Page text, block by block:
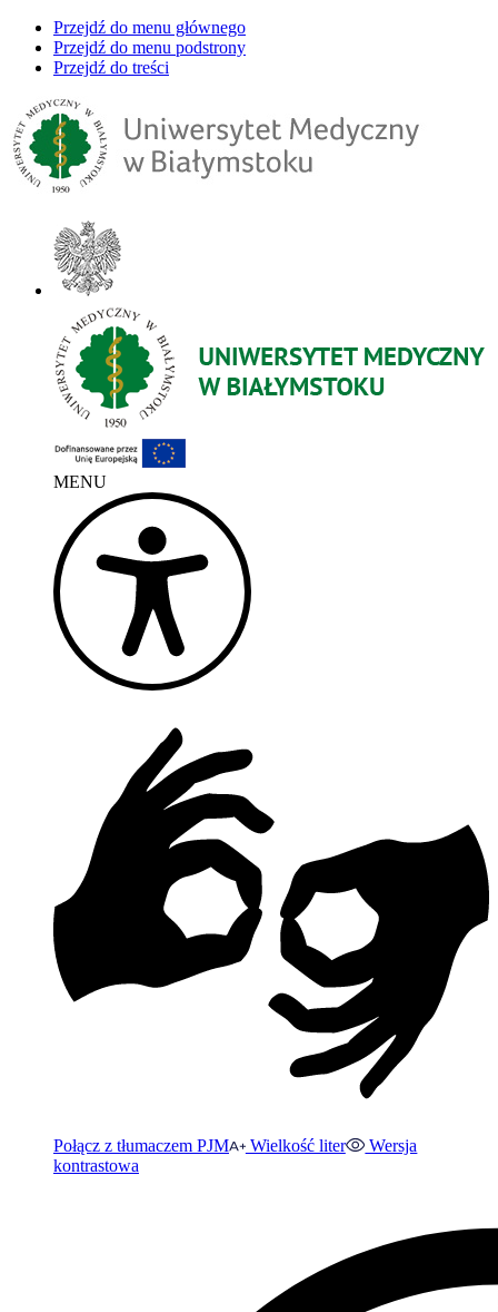
Przejdź do menu głównego
Przejdź do menu podstrony
Przejdź do treści
MENU
Połącz z tłumaczem PJM Wielkość liter
Wersja
kontrastowa